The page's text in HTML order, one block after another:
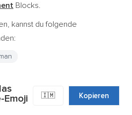
Blocks.
kannst du folgende
Emoji
🇮🇲 Kopieren